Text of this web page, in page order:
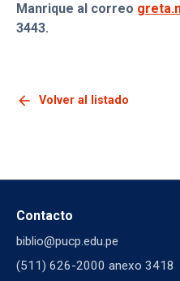
Manrique al correo
3443.
arrow_back Volver al listado
Contacto
biblio@pucp.edu.pe
(511) 626-2000 anexo 3418